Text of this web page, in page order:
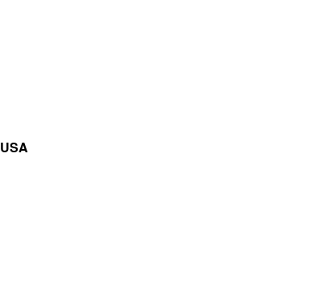
USA